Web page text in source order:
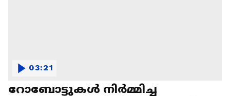
റോബോട്ടുകൾ നിർമ്മിച്ച
03:21